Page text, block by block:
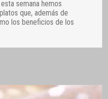
semana hemos
que, además de
los beneficios de los